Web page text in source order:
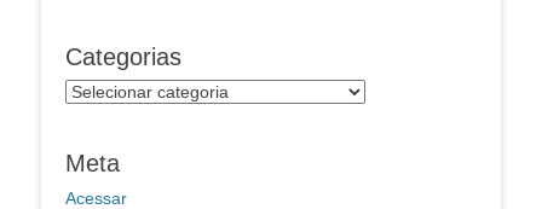
Categorias
Categorias
Meta
Acessar